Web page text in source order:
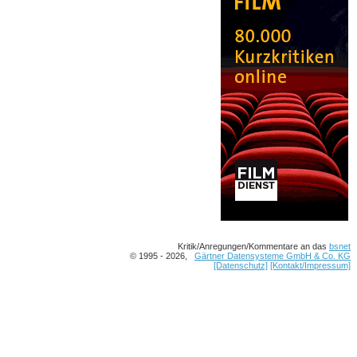
Kritik/Anregungen/Kommentare an das bsnet
© 1995 - 2026, Gärtner Datensysteme GmbH & Co. KG
[Datenschutz] [Kontakt/Impressum]